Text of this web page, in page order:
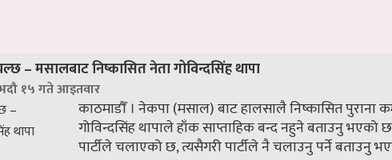
– मसालबाट निष्कासित नेता गोविन्दसिंह थापा
१५ गते आइतवार
काठमाडौँ । नेकपा (मसाल) बाट हालसालै निष्कासित पुराना
गोविन्दसिंह थापाले हाँक साप्ताहिक बन्द नहुने बताउनु
पार्टीले चलाएको छ, त्यसैगरी पार्टीले नै चलाउनु पर्ने बताउनु